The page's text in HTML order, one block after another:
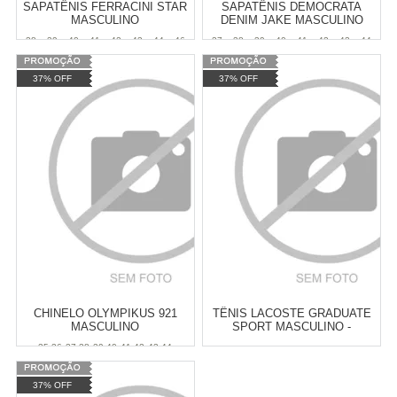
SAPATÊNIS FERRACINI STAR
MASCULINO
38 39 40 41 42 43 44
46
Varejo: R$ 329,90
Atacado: R$
de
Cat: MASCULINO
COMPRAR
SAPATÊNIS DEMOCRATA
DENIM JAKE MASCULINO
37 38 39 40 41 42 43 44
Atacado: R$
Revendedor)
6 x de
Cat:
COMPRAR
37% OFF
CHINELO OLYMPIKUS 921
MASCULINO
35-36 37-38 39-40 41-42 43-44
Varejo:
37% OFF
TÊNIS LACOSTE GRADUATE
SPORT MASCULINO -
37% OFF